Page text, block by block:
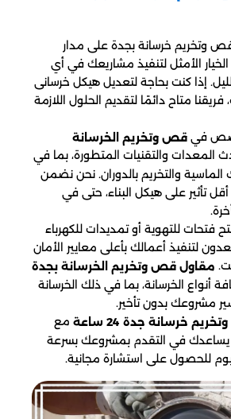
وتخريم خرسانة بجدة على مدار
الخيار الأمثل لتنفيذ مشاريعك في أي
إذا كنت بحاجة لتعديل هيكل خرسانى
متاح دائمًا لتقديم الحلول اللازمة
في قص وتخريم الخرسانة
المعدات والتقنيات المتطورة، بما في
والتخريم بالدوران. نحن نضمن
تأثير على هيكل البناء، حتى في
فتحات للتهوية أو تمديدات للكهرباء
لتنفيذ أعمالك بأعلى معايير الأمان
مقاول قص وتخريم الخرسانة بجدة
أنواع الخرسانة، بما في ذلك الخرسانة
مشروعك بدون تأخير.
خرسانة جدة 24 ساعة
مع
يساعدك في التقدم بمشروعك بسرعة
للحصول على استشارة مجانية.